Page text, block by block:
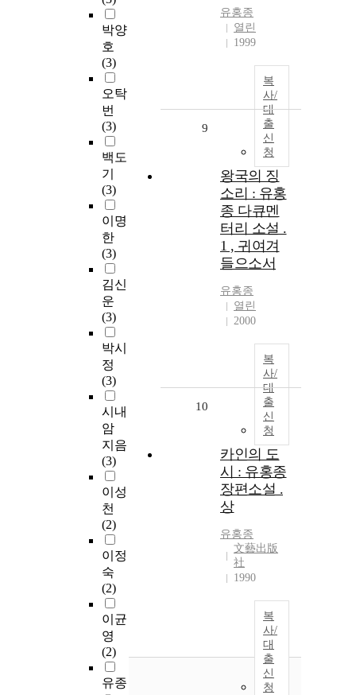
박양
호
(3)
오탁
번
(3)
백도
기
(3)
이명
한
(3)
김신
운
(3)
박시
정
(3)
시내
암
지음
(3)
이성
천
(2)
이정
숙
(2)
이균
영
(2)
유종
유홍종
열린
1999
복
사/
대
출
신
청
9
왕국의 징
소리 : 유홍
종 다큐멘
터리 소설 .
1 , 귀여겨
들으소서
유홍종
열린
2000
복
사/
대
출
신
청
10
카인의 도
시 : 유홍종
장편소설 .
상
유홍종
文藝出版
社
1990
복
사/
대
출
신
청